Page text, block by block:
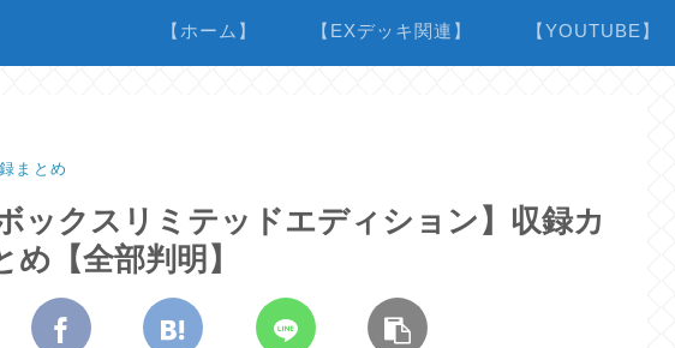
【ホーム】 【EXデッキ関連】 【YOUTUBE】
まとめ
ックスリミテッドエディション】収録カ
【全部判明】